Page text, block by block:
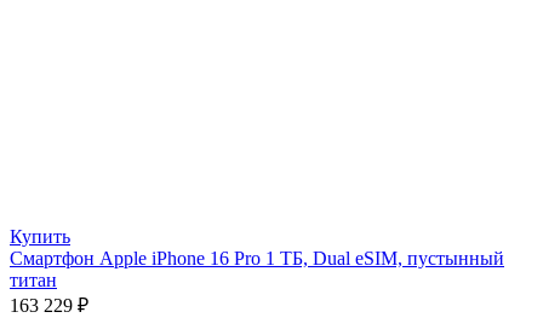
Купить
Смартфон Apple iPhone 16 Pro 1 ТБ, Dual eSIM, пустынный
титан
163 229 ₽